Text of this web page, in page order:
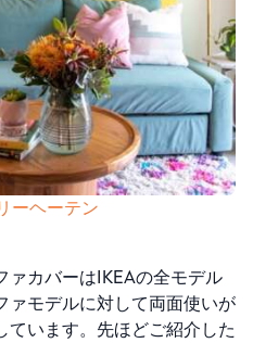
ーヘーテン
ァカバーはIKEAの全モデル
ァモデルに対して両面使いが
ています。先ほどご紹介した